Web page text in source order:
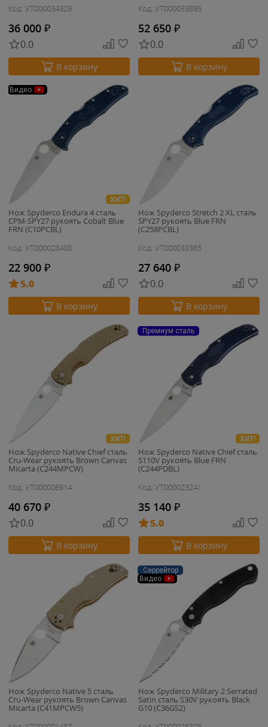
Код: УТ000034329
36 000 ₽
0.0
В корзину
Код: УТ000033895
52 650 ₽
0.0
В корзину
Видео
ХИТ!
Нож Spyderco Endura 4 сталь
CPM-SPY27 рукоять Cobalt Blue
FRN (C10PCBL)
Код: УТ000028408
22 900 ₽
5.0
В корзину
Нож Spyderco Stretch 2 XL сталь
SPY27 рукоять Blue FRN
(C258PCBL)
Код: УТ000033365
27 640 ₽
0.0
В корзину
ХИТ!
Нож Spyderco Native Chief сталь
Cru-Wear рукоять Brown Canvas
Micarta (C244MPCW)
Код: УТ000006914
40 670 ₽
0.0
В корзину
Премиум сталь
ХИТ!
Нож Spyderco Native Chief сталь
S110V рукоять Blue FRN
(C244PDBL)
Код: УТ000023241
35 140 ₽
5.0
В корзину
Нож Spyderco Native 5 сталь
Cru-Wear рукоять Brown Canvas
Micarta (C41MPCW5)
Серрейтор
Видео
Нож Spyderco Military 2 Serrated
Satin сталь S30V рукоять Black
G10 (C36GS2)